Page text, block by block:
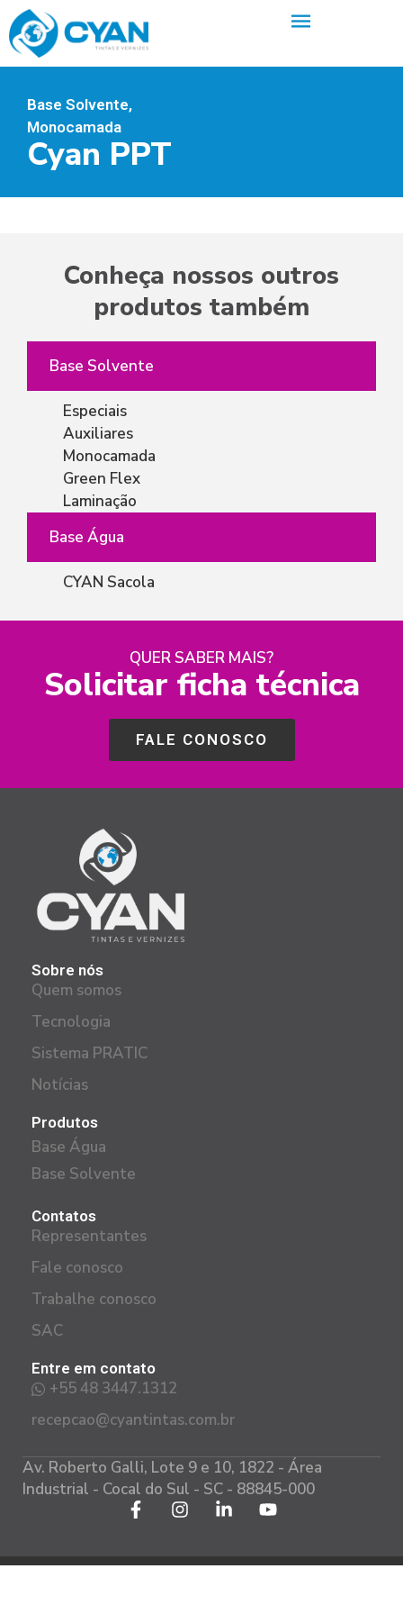
Base Solvente,
Monocamada
Cyan PPT
Conheça nossos outros
produtos também
Base Solvente
Especiais
Auxiliares
Monocamada
Green Flex
Laminação
Base Água
CYAN Sacola
QUER SABER MAIS?
Solicitar ficha técnica
FALE CONOSCO
Sobre nós
Quem somos
Tecnologia
Sistema PRATIC
Notícias
Produtos
Base Água
Base Solvente
Contatos
Representantes
Fale conosco
Trabalhe conosco
SAC
Entre em contato
+55 48 3447.1312
recepcao@cyantintas.com.br
Av. Roberto Galli, Lote 9 e 10, 1822 - Área
Industrial - Cocal do Sul - SC - 88845-000